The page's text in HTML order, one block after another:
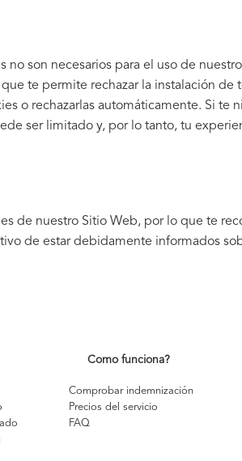
son necesarios para el uso de
te permite rechazar la instalación de
o rechazarlas automáticamente. Si te
ser limitado y, por lo tanto, tu
de nuestro Sitio Web, por lo que te
de estar debidamente informados
Como funciona?
Comprobar indemnización
Precios del servicio
FAQ